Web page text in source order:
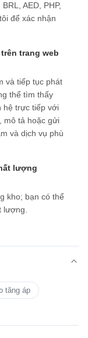
AED, PHP,
để xác nhận
trang web
và tiếp tục phát
thể tìm thấy
hệ trực tiếp với
mô tả hoặc gửi
và dịch vụ phù
lượng
kho; bạn có thể
lượng.
tăng áp